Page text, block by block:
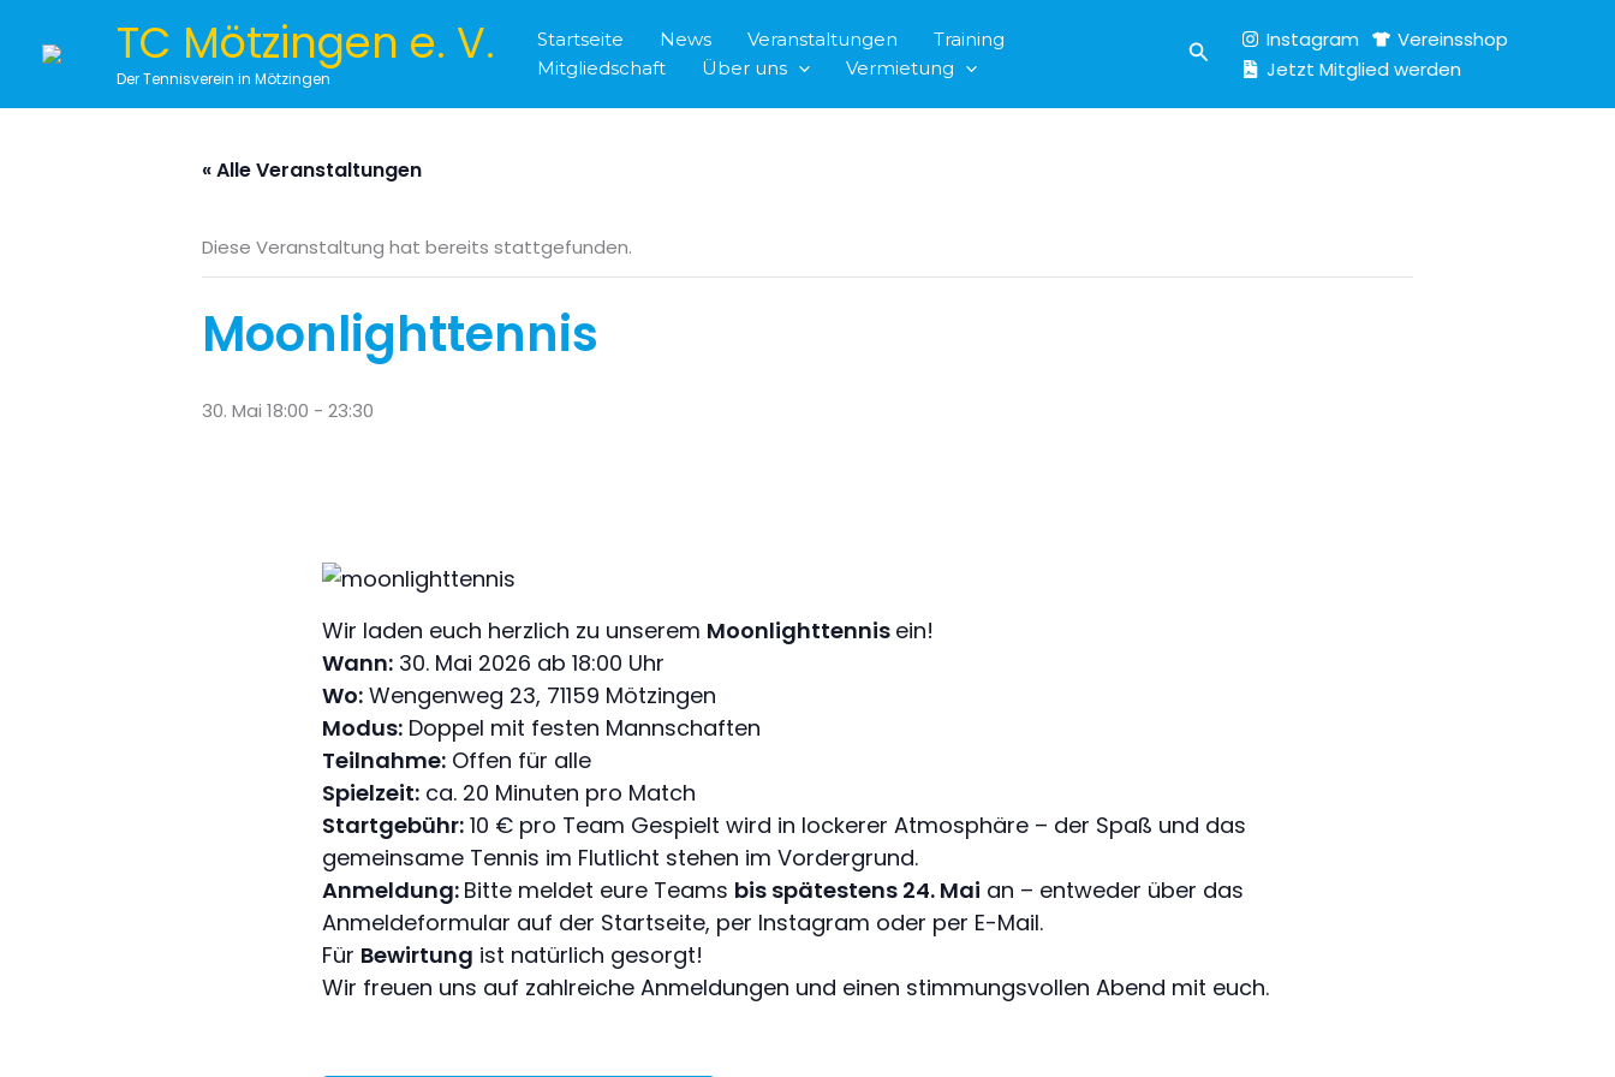
Inhalt
springen
TC Mötzingen e. V.
Der Tennisverein in Mötzingen
Startseite News Veranstaltungen
Training
Mitgliedschaft
Über uns Vermietung
SuchenInstagram
Vereinsshop
Jetzt Mitglied werden
« Alle Veranstaltungen
Diese Veranstaltung hat bereits stattgefunden.
Moonlighttennis
30. Mai 18:00 - 23:30
Wir laden euch herzlich zu unserem Moonlighttennis ein!
Wann: 30. Mai 2026 ab 18:00 Uhr
Wo: Wengenweg 23, 71159 Mötzingen
Modus: Doppel mit festen Mannschaften
Teilnahme: Offen für alle
Spielzeit: ca. 20 Minuten pro Match
Startgebühr: 10 € pro Team Gespielt wird in lockerer Atmosphäre – der Spaß und das
gemeinsame Tennis im Flutlicht stehen im Vordergrund.
Anmeldung: Bitte meldet eure Teams bis spätestens 24. Mai an – entweder über das
Anmeldeformular auf der Startseite, per Instagram oder per E-Mail.
Für Bewirtung ist natürlich gesorgt!
Wir freuen uns auf zahlreiche Anmeldungen und einen stimmungsvollen Abend mit euch.